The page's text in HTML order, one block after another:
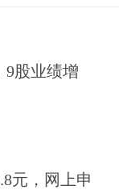
9股业绩增
元，网上申